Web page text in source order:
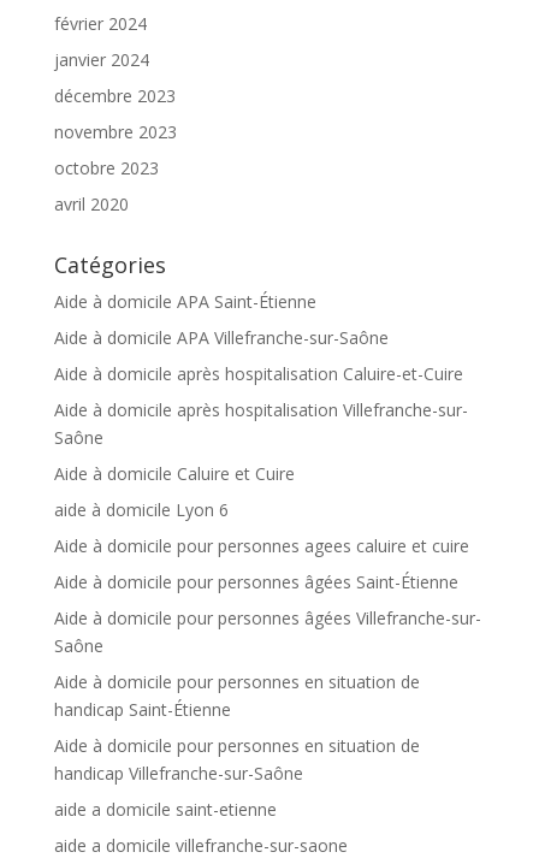
février 2024
janvier 2024
décembre 2023
novembre 2023
octobre 2023
avril 2020
Catégories
Aide à domicile APA Saint-Étienne
Aide à domicile APA Villefranche-sur-Saône
Aide à domicile après hospitalisation Caluire-et-Cuire
Aide à domicile après hospitalisation Villefranche-sur-
Saône
Aide à domicile Caluire et Cuire
aide à domicile Lyon 6
Aide à domicile pour personnes agees caluire et cuire
Aide à domicile pour personnes âgées Saint-Étienne
Aide à domicile pour personnes âgées Villefranche-sur-
Saône
Aide à domicile pour personnes en situation de
handicap Saint-Étienne
Aide à domicile pour personnes en situation de
handicap Villefranche-sur-Saône
aide a domicile saint-etienne
aide a domicile villefranche-sur-saone